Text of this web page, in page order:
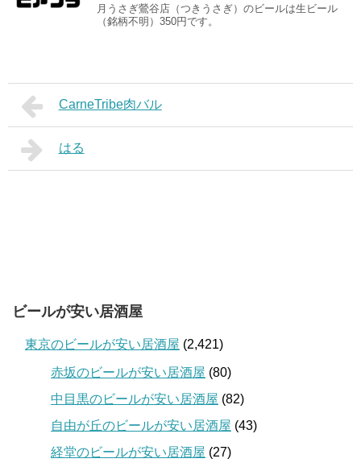
月うさぎ鶯谷店（つきうさぎ）のビールは生ビール
（銘柄不明）350円です。
CarneTribe肉バル
はる
ビールが安い居酒屋
東京のビールが安い居酒屋 (2,421)
赤坂のビールが安い居酒屋 (80)
中目黒のビールが安い居酒屋 (82)
自由が丘のビールが安い居酒屋 (43)
経堂のビールが安い居酒屋 (27)